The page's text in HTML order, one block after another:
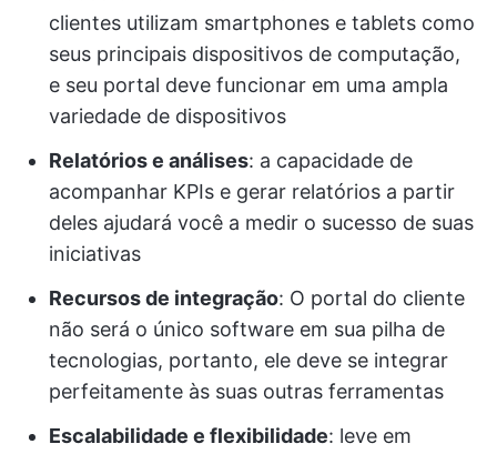
clientes utilizam smartphones e tablets como
seus principais dispositivos de computação,
e seu portal deve funcionar em uma ampla
variedade de dispositivos
Relatórios e análises: a capacidade de
acompanhar KPIs e gerar relatórios a partir
deles ajudará você a medir o sucesso de suas
iniciativas
Recursos de integração: O portal do cliente
não será o único software em sua pilha de
tecnologias, portanto, ele deve se integrar
perfeitamente às suas outras ferramentas
Escalabilidade e flexibilidade: leve em